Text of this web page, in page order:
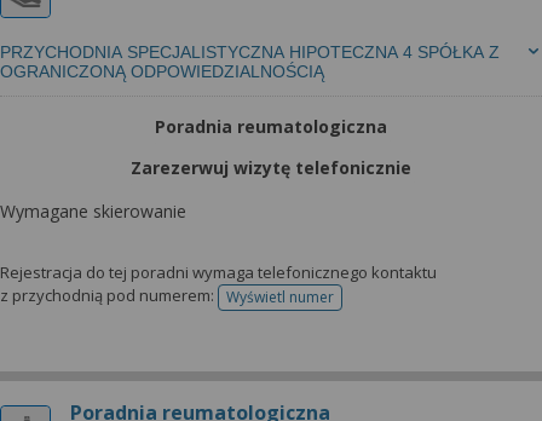
PRZYCHODNIA SPECJALISTYCZNA HIPOTECZNA 4 SPÓŁKA Z
OGRANICZONĄ ODPOWIEDZIALNOŚCIĄ
Poradnia reumatologiczna
Zarezerwuj wizytę telefonicznie
Wymagane skierowanie
Rejestracja do tej poradni wymaga telefonicznego kontaktu
z przychodnią pod numerem:
Wyświetl numertelefonu do rejestracji
Poradnia reumatologiczna